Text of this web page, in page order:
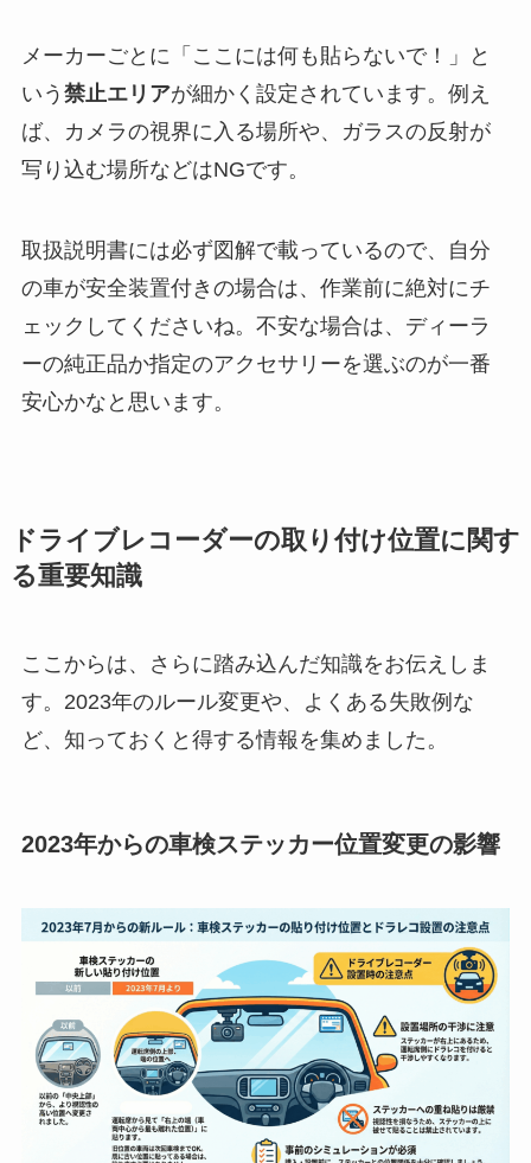
メーカーごとに「ここには何も貼らないで！」と
いう 禁止エリアが細かく設定されています。例え
ば、カメラの視界に入る場所や、ガラスの反射が
写り込む場所などはNGです。
取扱説明書には必ず図解で載っているので、自分
の車が安全装置付きの場合は、作業前に絶対にチ
ェックしてくださいね。不安な場合は、ディーラ
ーの純正品か指定のアクセサリーを選ぶのが一番
安心かなと思います。
ドライブレコーダーの取り付け位置に関す
る重要知識
ここからは、さらに踏み込んだ知識をお伝えしま
す。2023年のルール変更や、よくある失敗例な
ど、知っておくと得する情報を集めました。
2023年からの車検ステッカー位置変更の影響